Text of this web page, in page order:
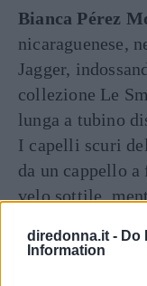
diredonna.it - Do
Information
Bianca Pérez
nicaraguenese,
Jagger,
collezione Le
lunga a tubino
I capelli scuri
da un cappello
velo sottile,